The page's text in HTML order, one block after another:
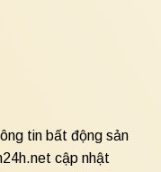
tin bất động sản
cập nhật